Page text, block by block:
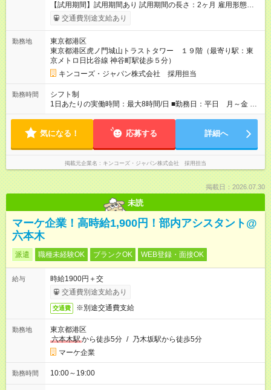
【試用期間】試用期間あり 試用期間の長さ：2ヶ月 雇用形態、
給与は本採用時と同じです。 ・6か月ごとの業務評価で昇給あ
り！頑張っている人、スキルがある人にしっかり応えます！ ・
ます。
交通費別途支給あり
勤務地
東京都港区
東京都港区虎ノ門城山トラストタワー １９階（最寄り駅：東
京メトロ日比谷線 神谷町駅徒歩５分）
キンコーズ・ジャパン株式会社 採用担当
勤務時間
シフト制
1日あたりの実働時間：最大8時間/日 ■勤務日：平日 月～金 ■
勤務時間：9:00～18:00 *繁忙期は別途調整あり
気になる！ 応募する 詳細へ
掲載元企業名 キンコーズ・ジャパン株式会社 採用担当
掲載日：2026.07.30
未読
マーケ企業！高時給1,900円！部内アシスタント@
六本木
派遣 職種未経験OK ブランクOK WEB登録・面接OK
給与
時給1900円＋交
交通費別途支給あり
交通費 ※別途交通費支給
勤務地
東京都港区
六本木駅から徒歩5分 / 乃木坂駅から徒歩5分
マーケ企業
勤務時間 10:00～19:00